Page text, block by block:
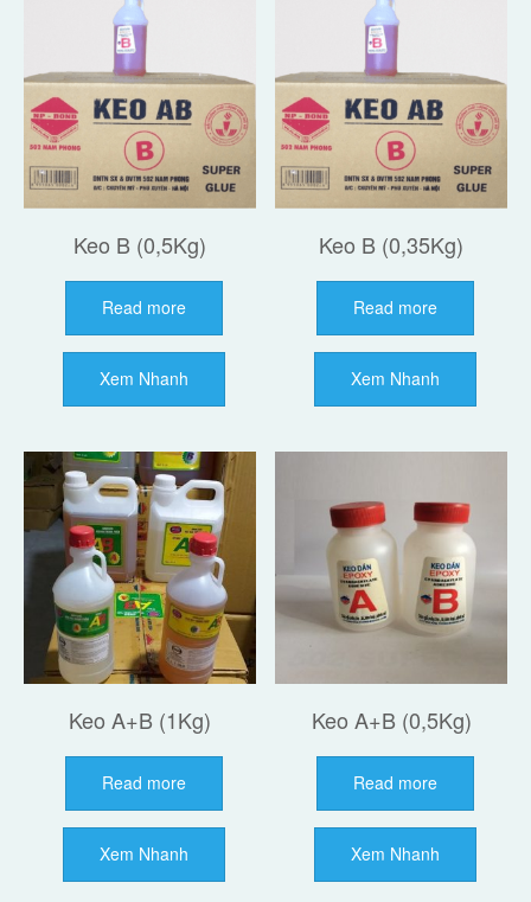
Keo B (0,5Kg)
Read more
Xem Nhanh
Keo B (0,35Kg)
Read more
Xem Nhanh
Keo A+B (1Kg)
Read more
Xem Nhanh
Keo A+B (0,5Kg)
Read more
Xem Nhanh